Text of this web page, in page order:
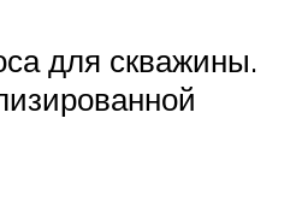
для скважины.